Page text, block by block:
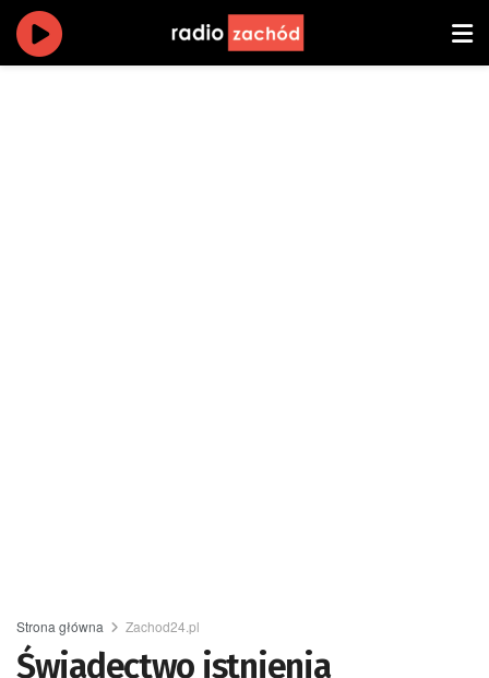
Strona główna Zachod24.pl
Świadectwo istnienia